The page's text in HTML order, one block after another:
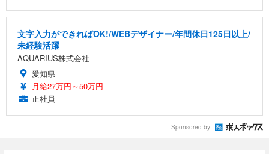
文字入力ができればOK!/WEBデザイナー/年間休日125日以上/
未経験活躍
AQUARIUS株式会社
愛知県
月給27万円～50万円
正社員
Sponsored by